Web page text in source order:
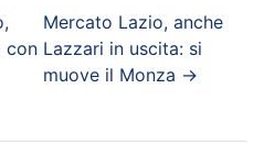
con
Mercato Lazio, anche
Lazzari in uscita: si
muove il Monza →